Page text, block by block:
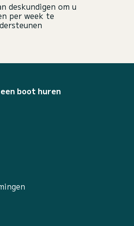
deskundigen om u
per week te
boot huren